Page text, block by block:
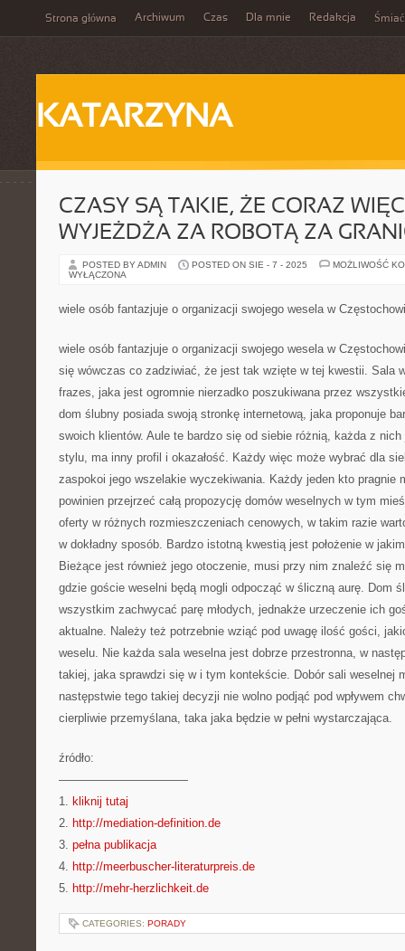
Strona główna Archiwum Czas Dla mnie Redakcja Śmiać
KATARZYNA
CZASY SĄ TAKIE, ŻE CORAZ
WYJEŻDŻA ZA ROBOTĄ ZA
POSTED BY ADMIN POSTED ON SIE - 7 - 2025
MOŻLIWOŚĆ
WYŁĄCZONA
wiele osób fantazjuje o organizacji swojego wesela w
wiele osób fantazjuje o organizacji swojego wesela w
się wówczas co zadziwiać, że jest tak wzięte w tej kwestii. Sala
frazes, jaka jest ogromnie nierzadko poszukiwana przez
dom ślubny posiada swoją stronkę internetową, jaka proponuje
swoich klientów. Aule te bardzo się od siebie różnią, każda z
stylu, ma inny profil i okazałość. Każdy więc może wybrać dla
zaspokoi jego wszelakie wyczekiwania. Każdy jeden kto pragnie
powinien przejrzeć całą propozycję domów weselnych w tym
oferty w różnych rozmieszczeniach cenowych, w takim razie
w dokładny sposób. Bardzo istotną kwestią jest położenie w
Bieżące jest również jego otoczenie, musi przy nim znaleźć się
gdzie goście weselni będą mogli odpocząć w śliczną aurę. Dom
wszystkim zachwycać parę młodych, jednakże urzeczenie ich
aktualne. Należy też potrzebnie wziąć pod uwagę ilość gości,
weselu. Nie każda sala weselna jest dobrze przestronna, w
takiej, jaka sprawdzi się w i tym kontekście. Dobór sali weselnej
następstwie tego takiej decyzji nie wolno podjąć pod wpływem
cierpliwie przemyślana, taka jaka będzie w pełni wystarczająca.
źródło:
———————————
1. kliknij tutaj
2. http://mediation-definition.de
3. pełna publikacja
4. http://meerbuscher-literaturpreis.de
5. http://mehr-herzlichkeit.de
CATEGORIES: PORADY